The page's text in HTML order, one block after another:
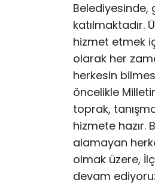
Belediyesinde,
katılmaktadır.
hizmet etmek
olarak her
herkesin
öncelikle
toprak,
hizmete hazır.
alamayan
olmak üzere,
devam